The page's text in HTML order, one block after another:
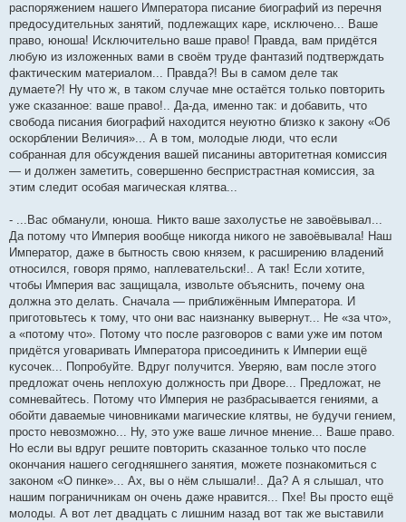
распоряжением нашего Императора писание биографий из перечня
предосудительных занятий, подлежащих каре, исключено... Ваше
право, юноша! Исключительно ваше право! Правда, вам придётся
любую из изложенных вами в своём труде фантазий подтверждать
фактическим материалом... Правда?! Вы в самом деле так
думаете?! Ну что ж, в таком случае мне остаётся только повторить
уже сказанное: ваше право!.. Да-да, именно так: и добавить, что
свобода писания биографий находится неуютно близко к закону «Об
оскорблении Величия»... А в том, молодые люди, что если
собранная для обсуждения вашей писанины авторитетная комиссия
— и должен заметить, совершенно беспристрастная комиссия, за
этим следит особая магическая клятва...
- ...Вас обманули, юноша. Никто ваше захолустье не завоёвывал...
Да потому что Империя вообще никогда никого не завоёвывала! Наш
Император, даже в бытность свою князем, к расширению владений
относился, говоря прямо, наплевательски!.. А так! Если хотите,
чтобы Империя вас защищала, извольте объяснить, почему она
должна это делать. Сначала — приближённым Императора. И
приготовьтесь к тому, что они вас наизнанку вывернут... Не «за что»,
а «потому что». Потому что после разговоров с вами уже им потом
придётся уговаривать Императора присоединить к Империи ещё
кусочек... Попробуйте. Вдруг получится. Уверяю, вам после этого
предложат очень неплохую должность при Дворе... Предложат, не
сомневайтесь. Потому что Империя не разбрасывается гениями, а
обойти даваемые чиновниками магические клятвы, не будучи гением,
просто невозможно... Ну, это уже ваше личное мнение... Ваше право.
Но если вы вдруг решите повторить сказанное только что после
окончания нашего сегодняшнего занятия, можете познакомиться с
законом «О пинке»... Ах, вы о нём слышали!.. Да? А я слышал, что
нашим пограничникам он очень даже нравится... Пхе! Вы просто ещё
молоды. А вот лет двадцать с лишним назад вот так же выставили